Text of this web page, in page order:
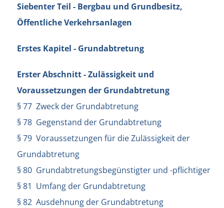
Siebenter Teil - Bergbau und Grundbesitz,
Öffentliche Verkehrsanlagen
Erstes Kapitel - Grundabtretung
Erster Abschnitt - Zulässigkeit und
Voraussetzungen der Grundabtretung
§ 77 Zweck der Grundabtretung
§ 78 Gegenstand der Grundabtretung
§ 79 Voraussetzungen für die Zulässigkeit der
Grundabtretung
§ 80 Grundabtretungsbegünstigter und -pflichtiger
§ 81 Umfang der Grundabtretung
§ 82 Ausdehnung der Grundabtretung